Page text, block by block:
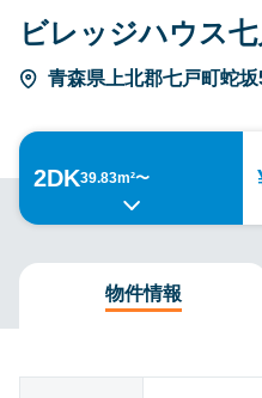
ビレッジハウス
青森県上北郡七戸町蛇
2DK39.83m²〜
物件情報